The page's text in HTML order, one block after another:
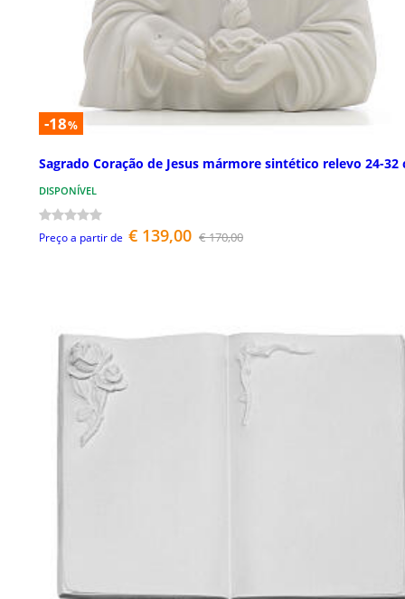
-18%
Sagrado Coração de Jesus mármore sintético relevo 24-32
DISPONÍVEL
Preço a partir de € 139,00 € 170,00